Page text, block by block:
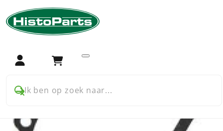
Login Winkelwagen
Ik ben op zoek naar...
Home Trekker onderdelen
900 serie
Koeling
Pakking voor David Brown DB7002 waterpomp